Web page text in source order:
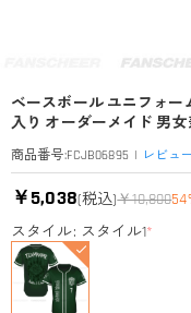
ベースボール ユニフォー
入り オーダーメイド 男女
商品番号:FCJB06895 | レビュ
￥5,038(税込)￥10,800
スタイル: スタイル1*